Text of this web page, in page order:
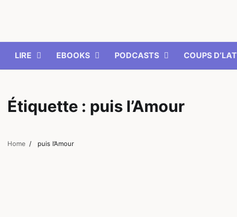
LIRE EBOOKS PODCASTS COUPS D’LAT
Étiquette : puis l’Amour
Home puis l’Amour